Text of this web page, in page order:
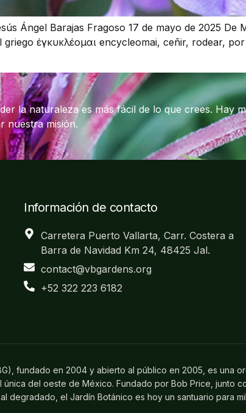
Ángel Barajas Fragoso 17 de mayo de 2025 De
έγκυκλέομαι encycleomai, ceñir, rodear,
la naturaleza es más fácil de lo que crees. Hay
nuestra misión.
Información de contacto
Carretera Puerto Vallarta, Carr. Costera a
Barra de Navidad Km 24, 48425 Jal.
contact@vbgardens.org
+52 322 223 6182
fundado en 2004 y abierto al público en 2005, es una
del oeste de México. Fundado por Bob Price, junto
degradado, el Jardín Botánico es hoy un santuario para